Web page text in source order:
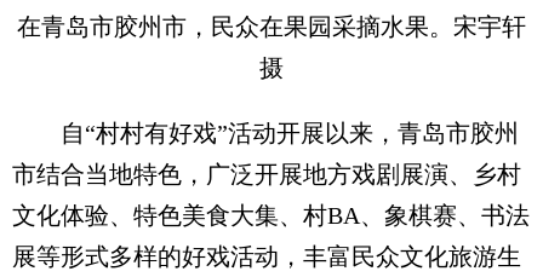
在青岛市胶州市，民众在果园采摘水果。宋宇轩
摄
自“村村有好戏”活动开展以来，青岛市胶州
市结合当地特色，广泛开展地方戏剧展演、乡村
文化体验、特色美食大集、村BA、象棋赛、书法
展等形式多样的好戏活动，丰富民众文化旅游生